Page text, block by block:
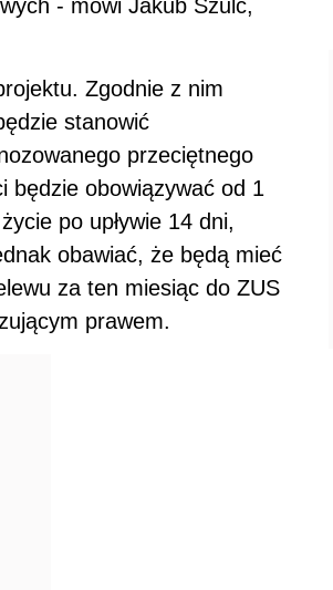
- mówi Jakub Szulc,
Zgodnie z nim
stanowić
przeciętnego
będzie obowiązywać od 1
po upływie 14 dni,
obawiać, że będą mieć
za ten miesiąc do ZUS
prawem.